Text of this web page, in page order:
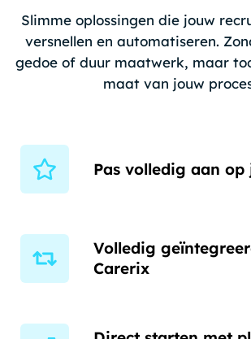
Slimme oplossingen die jouw
versnellen en automatiseren.
gedoe of duur maatwerk, maar
maat van jouw
Pas volledig aan
Volledig
Carerix